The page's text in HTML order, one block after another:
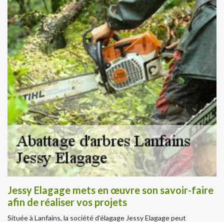
Jessy Elagage mets en œuvre son savoir-faire
afin de réaliser vos projets
Située à Lanfains, la société d’élagage Jessy Elagage peut